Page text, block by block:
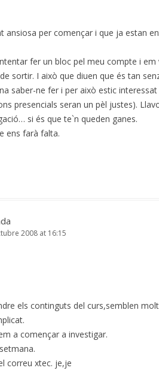
ansiosa per començar i que ja estan
fer un bloc pel meu compte i
sortir. I això que diuen que és tan
saber-ne fer i per això estic
presencials seran un pèl justes).
si és que te`n queden ganes.
ens farà falta.
2008 at 16:15
els continguts del curs,semblen
a començar a investigar.
correu xtec. je,je